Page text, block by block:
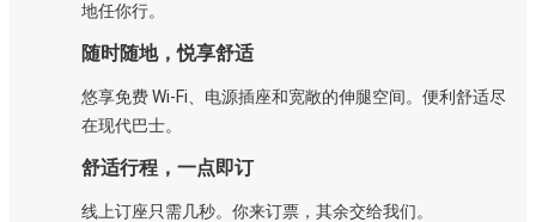
地任你行。
随时随地，悦享舒适
悠享免费 Wi-Fi、电源插座和宽敞的伸腿空间。便利舒适尽
在现代巴士。
舒适行程，一点即订
线上订座只需几秒。你来订票，其余交给我们。